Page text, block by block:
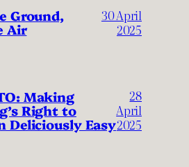
Ground,
Air
30 April
2025
Making
Right to
Deliciously Easy
28
April
2025